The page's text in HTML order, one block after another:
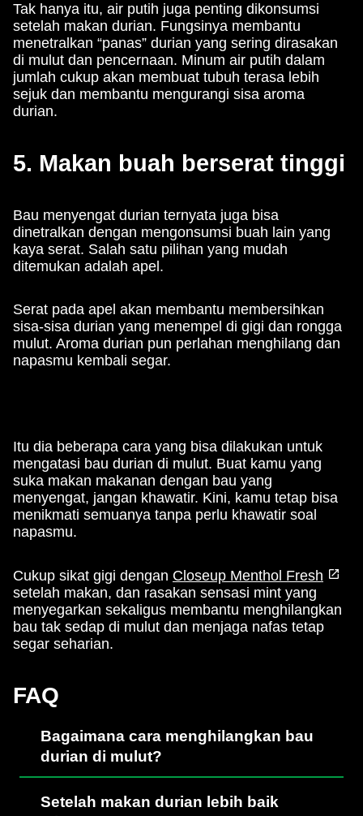
Tak hanya itu, air putih juga penting dikonsumsi
setelah makan durian. Fungsinya membantu
menetralkan “panas” durian yang sering dirasakan
di mulut dan pencernaan. Minum air putih dalam
jumlah cukup akan membuat tubuh terasa lebih
sejuk dan membantu mengurangi sisa aroma
durian.
5. Makan buah berserat tinggi
Bau menyengat durian ternyata juga bisa
dinetralkan dengan mengonsumsi buah lain yang
kaya serat. Salah satu pilihan yang mudah
ditemukan adalah apel.
Serat pada apel akan membantu membersihkan
sisa-sisa durian yang menempel di gigi dan rongga
mulut. Aroma durian pun perlahan menghilang dan
napasmu kembali segar.
Itu dia beberapa cara yang bisa dilakukan untuk
mengatasi bau durian di mulut. Buat kamu yang
suka makan makanan dengan bau yang
menyengat, jangan khawatir. Kini, kamu tetap bisa
menikmati semuanya tanpa perlu khawatir soal
napasmu.
Cukup sikat gigi dengan Closeup Menthol Fresh
setelah makan, dan rasakan sensasi mint yang
menyegarkan sekaligus membantu menghilangkan
bau tak sedap di mulut dan menjaga nafas tetap
segar seharian.
FAQ
Bagaimana cara menghilangkan bau
durian di mulut?
Setelah makan durian lebih baik